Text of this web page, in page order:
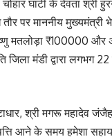
घाटी के देवता श्री
पर माननीय
मतलोड़ा ₹100000
मंडी द्वारा लगभग
श्री मगरू महादेव
आने के समय हमेशा